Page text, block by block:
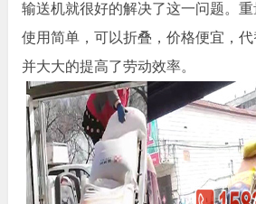
输送机就很好的解决了这一问题。重
使用简单，可以折叠，价格便宜，代
并大大的提高了劳动效率。